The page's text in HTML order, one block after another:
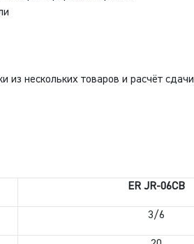
из нескольких товаров и расчёт сдачи
ER JR-06CB
3/6